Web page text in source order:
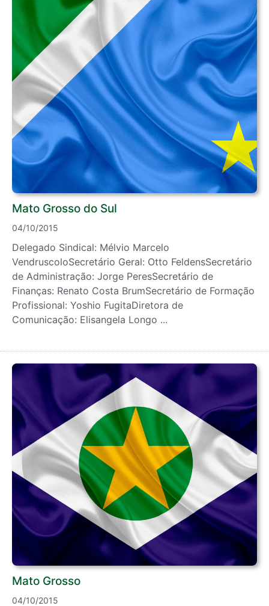
Mato Grosso do Sul
04/10/2015
Delegado Sindical: Mélvio Marcelo
VendruscoloSecretário Geral: Otto FeldensSecretário
de Administração: Jorge PeresSecretário de
Finanças: Renato Costa BrumSecretário de Formação
Profissional: Yoshio FugitaDiretora de
Comunicação: Elisangela Longo ...
Mato Grosso
04/10/2015